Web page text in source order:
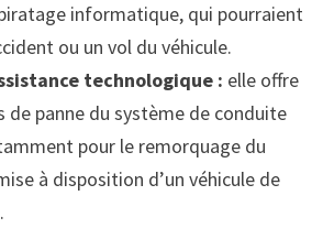
informatique, qui pourraient
ou un vol du véhicule.
technologique : elle offre
de panne du système de conduite
pour le remorquage du
à disposition d’un véhicule de